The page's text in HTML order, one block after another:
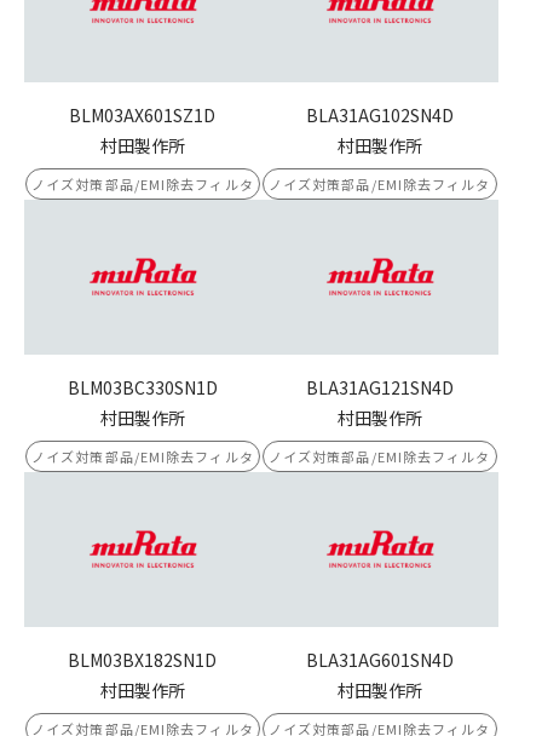
BLM03AX601SZ1D
村田製作所
ノイズ対策部品/EMI除去フィルタ
BLA31AG102SN4D
村田製作所
ノイズ対策部品/EMI除去フィルタ
BLM03BC330SN1D
村田製作所
ノイズ対策部品/EMI除去フィルタ
BLA31AG121SN4D
村田製作所
ノイズ対策部品/EMI除去フィルタ
BLM03BX182SN1D
村田製作所
ノイズ対策部品/EMI除去フィルタ
BLA31AG601SN4D
村田製作所
ノイズ対策部品/EMI除去フィルタ